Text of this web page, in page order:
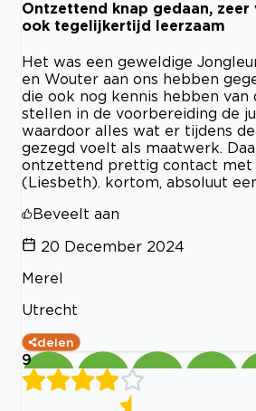
Ontzettend knap gedaan, zeer
ook tegelijkertijd leerzaam
Het was een geweldige
en Wouter aan ons hebben
die ook nog kennis hebben van
stellen in de voorbereiding de
waardoor alles wat er tijdens
gezegd voelt als maatwerk.
ontzettend prettig contact met
(Liesbeth). kortom, absoluut
Beveelt aan
20 December 2024
Merel
Utrecht
delen
9